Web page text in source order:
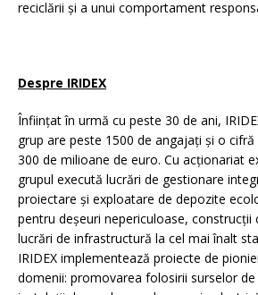
reciclării și a unui comportament
Despre IRIDEX
Înființat în urmă cu peste 30 de ani,
grup are peste 1500 de angajați și o
300 de milioane de euro. Cu acționariat
grupul execută lucrări de gestionare
proiectare și exploatare de depozite
pentru deșeuri nepericuloase, construcții
lucrări de infrastructură la cel mai înalt
IRIDEX implementează proiecte de
domenii: promovarea folosirii surselor